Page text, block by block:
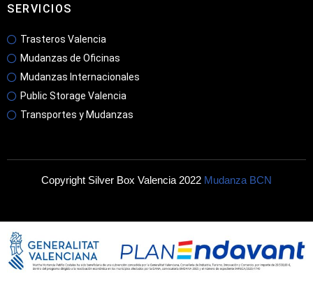
SERVICIOS
Trasteros Valencia
Mudanzas de Oficinas
Mudanzas Internacionales
Public Storage Valencia
Transportes y Mudanzas
Copyright Silver Box Valencia 2022 Mudanza BCN